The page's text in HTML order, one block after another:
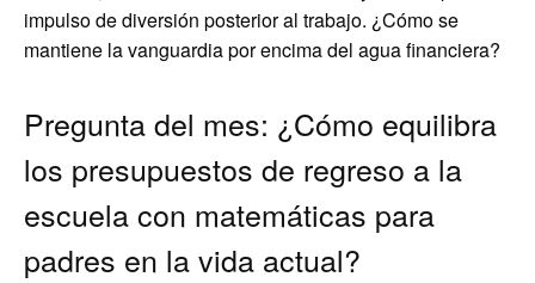
impulso de diversión posterior al trabajo. ¿Cómo se
mantiene la vanguardia por encima del agua financiera?
Pregunta del mes: ¿Cómo equilibra
los presupuestos de regreso a la
escuela con matemáticas para
padres en la vida actual?